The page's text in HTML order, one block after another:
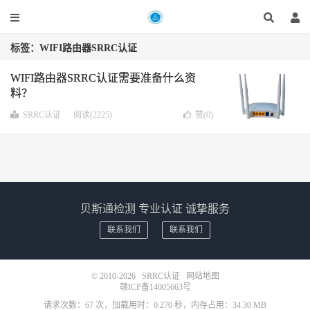
标签：WIFI路由器SRRC认证
WIFI路由器SRRC认证需要准备什么资
料？
SRRC认证 阅读(2225) 赞(0)
贝斯通检测 专业认证 诚挚服务
联系我们 联系我们
© 2010-2026 SRRC认证
网站地图
赣ICP备14005663号
请求次数：67 次，加载用时：0.270 秒，内存占用：34.30 MB